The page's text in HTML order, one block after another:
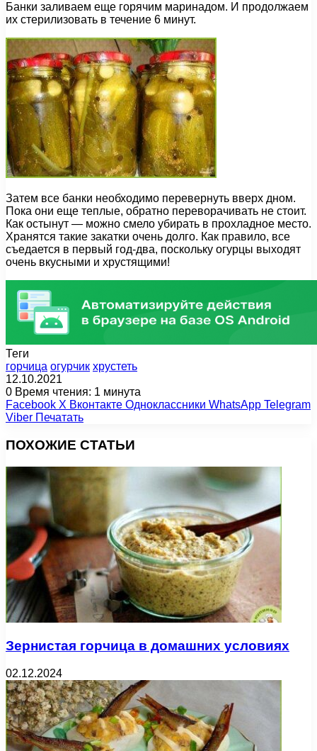
Банки заливаем еще горячим маринадом. И продолжаем
их стерилизовать в течение 6 минут.
Затем все банки необходимо перевернуть вверх дном.
Пока они еще теплые, обратно переворачивать не стоит.
Как остынут — можно смело убирать в прохладное место.
Хранятся такие закатки очень долго. Как правило, все
съедается в первый год-два, поскольку огурцы выходят
очень вкусными и хрустящими!
Теги
горчица огурчик хрустеть
12.10.2021
0 Время чтения: 1 минута
Facebook X Вконтакте Одноклассники WhatsApp Telegram
Viber Печатать
ПОХОЖИЕ СТАТЬИ
Зернистая горчица в домашних условиях
02.12.2024